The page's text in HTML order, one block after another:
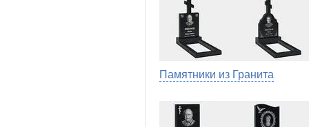
Памятники из Гранита